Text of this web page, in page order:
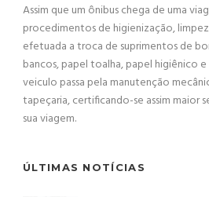
Assim que um ônibus chega de uma
procedimentos de higienização,
efetuada a troca de suprimentos de
bancos, papel toalha, papel higiênico
veiculo passa pela manutenção
tapeçaria, certificando-se assim maior
sua viagem.
ÚLTIMAS NOTÍCIAS